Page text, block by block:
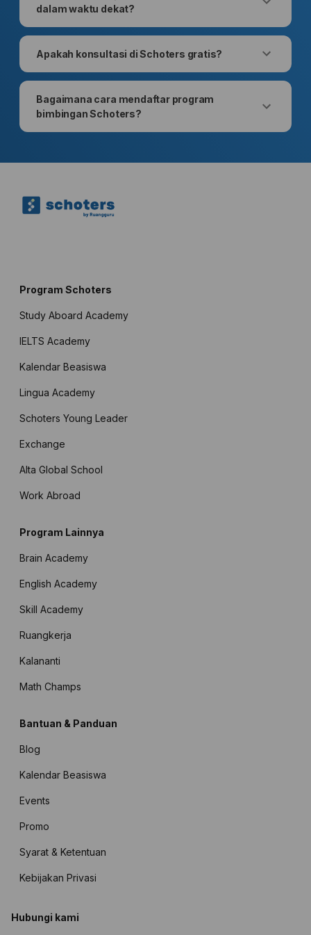
dalam waktu dekat?
Apakah konsultasi di Schoters gratis?
Bagaimana cara mendaftar program
bimbingan Schoters?
Program Schoters
Study Aboard Academy
IELTS Academy
Kalendar Beasiswa
Lingua Academy
Schoters Young Leader
Exchange
Alta Global School
Work Abroad
Program Lainnya
Brain Academy
English Academy
Skill Academy
Ruangkerja
Kalananti
Math Champs
Bantuan & Panduan
Blog
Kalendar Beasiswa
Events
Promo
Syarat & Ketentuan
Kebijakan Privasi
Hubungi kami